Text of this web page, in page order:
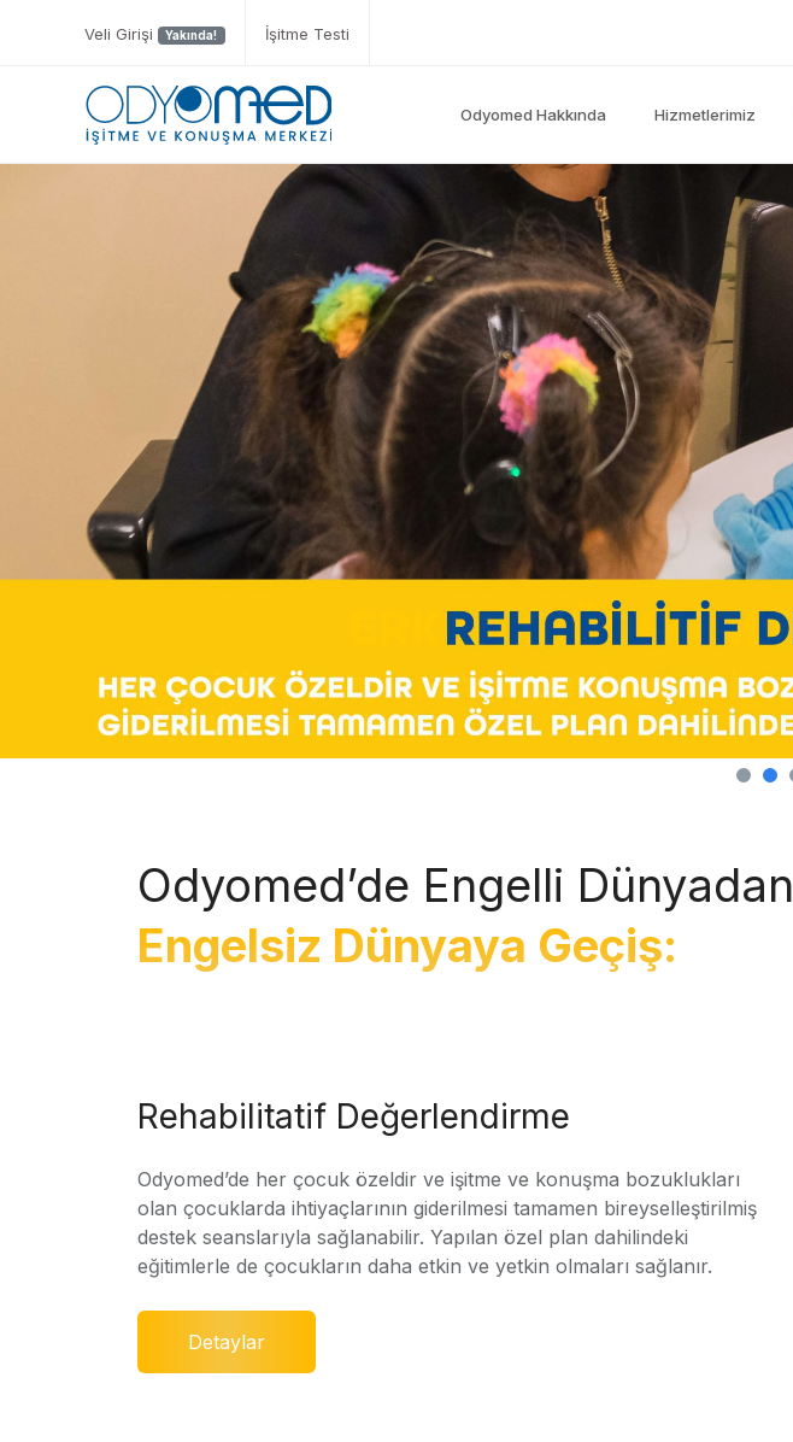
Veli Girişi Yakında! İşitme Testi
Odyomed Hakkında Hizmetlerimiz
Odyomed’de Engelli Dünyadan
Engelsiz Dünyaya Geçiş:
Rehabilitatif Değerlendirme
Odyomed’de her çocuk özeldir ve işitme ve konuşma bozuklukları
olan çocuklarda ihtiyaçlarının giderilmesi tamamen bireyselleştirilmiş
destek seanslarıyla sağlanabilir. Yapılan özel plan dahilindeki
eğitimlerle de çocukların daha etkin ve yetkin olmaları sağlanır.
Detaylar